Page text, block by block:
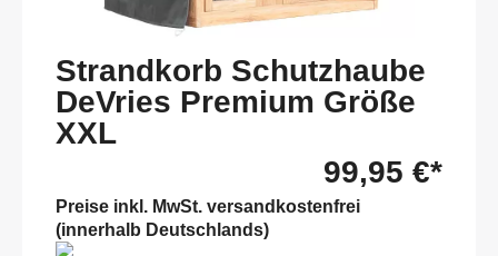
Strandkorb Schutzhaube
DeVries Premium Größe
XXL
99,95 €*
Preise inkl. MwSt. versandkostenfrei
(innerhalb Deutschlands)